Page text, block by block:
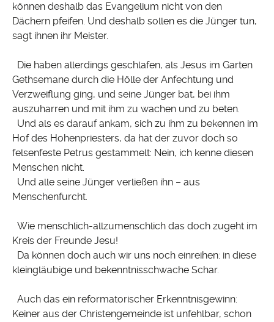
können deshalb das Evangelium nicht von den
Dächern pfeifen. Und deshalb sollen es die Jünger tun,
sagt ihnen ihr Meister.
Die haben allerdings geschlafen, als Jesus im Garten
Gethsemane durch die Hölle der Anfechtung und
Verzweiflung ging, und seine Jünger bat, bei ihm
auszuharren und mit ihm zu wachen und zu beten.
Und als es darauf ankam, sich zu ihm zu bekennen im
Hof des Hohenpriesters, da hat der zuvor doch so
felsenfeste Petrus gestammelt: Nein, ich kenne diesen
Menschen nicht.
Und alle seine Jünger verließen ihn – aus
Menschenfurcht.
Wie menschlich-allzumenschlich das doch zugeht im
Kreis der Freunde Jesu!
Da können doch auch wir uns noch einreihen: in diese
kleingläubige und bekenntnisschwache Schar.
Auch das ein reformatorischer Erkenntnisgewinn:
Keiner aus der Christengemeinde ist unfehlbar, schon